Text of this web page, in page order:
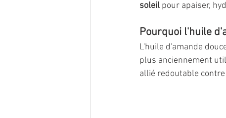
soleil pour apaiser,
Pourquoi l'huile
L'huile d'amande
plus anciennement
allié redoutable